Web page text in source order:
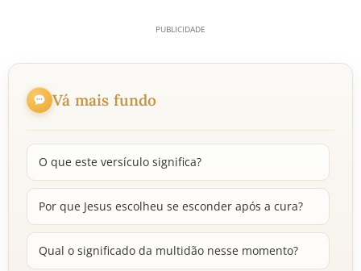
Vá mais fundo
O que este versículo significa?
Por que Jesus escolheu se esconder após a cura?
Qual o significado da multidão nesse momento?